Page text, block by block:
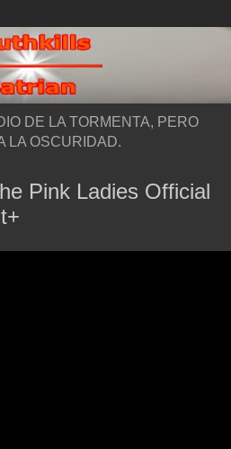
DE LA TORMENTA, PERO
LA OSCURIDAD.
Pink Ladies Official